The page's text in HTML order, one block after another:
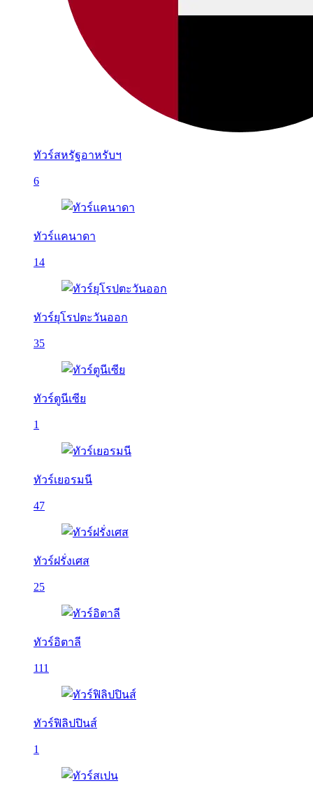
ทัวร์สหรัฐอาหรับฯ
6
ทัวร์แคนาดา
14
ทัวร์ยุโรปตะวันออก
35
ทัวร์ตูนีเซีย
1
ทัวร์เยอรมนี
47
ทัวร์ฝรั่งเศส
25
ทัวร์อิตาลี
111
ทัวร์ฟิลิปปินส์
1